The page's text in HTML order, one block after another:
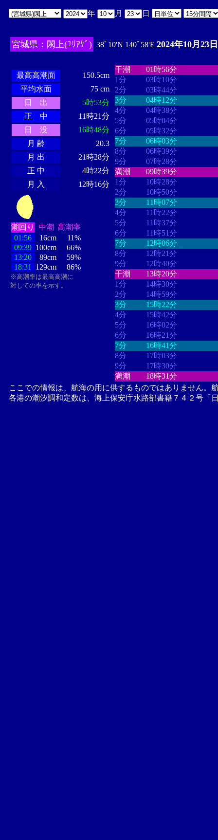
年 月 日
宮城県：閖上(ﾕﾘｱｹﾞ) 38ﾟ10'N 140ﾟ58'E 2024年10月23
最高高潮面
150.5cm
平均水面
75 cm
日 出
5時53分
正 中
11時21分
日 没
16時48分
月 齢
20.3
月 出
21時28分
正 中
4時22分
月 入
12時16分
潮回り 中潮 高潮率
01:56
16cm
11%
09:39 100cm
66%
13:20
89cm
59%
18:31
129cm 86%
※高潮率は最高高潮に
対しての率を示す。
干潮
01時56分
1分
03時10分
2分
03時44分
3分
04時12分
4分
04時38分
5分
05時04分
6分
05時32分
7分
06時03分
8分
06時39分
9分
07時28分
満潮
09時39分
1分
10時28分
2分
10時50分
3分
11時07分
4分
11時22分
5分
11時37分
6分
11時51分
7分
12時06分
8分
12時21分
9分
12時40分
干潮
13時20分
1分
14時30分
2分
14時59分
3分
15時22分
4分
15時42分
5分
16時02分
6分
16時21分
7分
16時41分
8分
17時03分
9分
17時30分
満潮
18時31分
ここでの情報は、航海の用に供するものではありません。
各港の潮汐調和定数は、海上保安庁水路部書籍７４２号「